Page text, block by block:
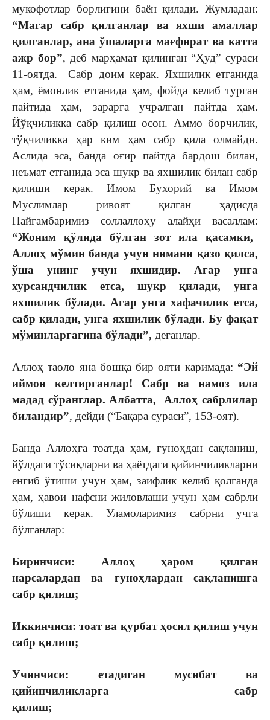
мукофотлар борлигини баён қилади. Жумладан:
“Магар сабр қилганлар ва яхши амаллар
қилганлар, ана ўшаларга мағфират ва катта
ажр бор”, деб марҳамат қилинган “Ҳуд” сураси
11-оятда. Сабр доим керак. Яхшилик етганида
ҳам, ёмонлик етганида ҳам, фойда келиб турган
пайтида ҳам, зарарга учралган пайтда ҳам.
Йўқчиликка сабр қилиш осон. Аммо борчилик,
тўқчиликка ҳар ким ҳам сабр қила олмайди.
Аслида эса, банда оғир пайтда бардош билан,
неъмат етганида эса шукр ва яхшилик билан сабр
қилиши керак. Имом Бухорий ва Имом
Муслимлар ривоят қилган ҳадисда
Пайғамбаримиз соллаллоҳу алайҳи васаллам:
“Жоним қўлида бўлган зот ила қасамки,
Аллоҳ мўмин банда учун нимани қазо қилса,
ўша унинг учун яхшидир. Агар унга
хурсандчилик етса, шукр қилади, унга
яхшилик бўлади. Агар унга хафачилик етса,
сабр қилади, унга яхшилик бўлади. Бу фақат
мўминларгагина бўлади”, деганлар.
Аллоҳ таоло яна бошқа бир ояти каримада: “Эй
иймон келтирганлар! Сабр ва намоз ила
мадад сўранглар. Албатта, Аллоҳ сабрлилар
биландир”, дейди (“Бақара сураси”, 153-оят).
Банда Аллоҳга тоатда ҳам, гуноҳдан сақланиш,
йўлдаги тўсиқларни ва ҳаётдаги қийинчиликларни
енгиб ўтиши учун ҳам, заифлик келиб қолганда
ҳам, ҳавои нафсни жиловлаши учун ҳам сабрли
бўлиши керак. Уламоларимиз сабрни учга
бўлганлар:
Биринчиси: Аллоҳ ҳаром қилган
нарсалардан ва гуноҳлардан сақланишга
сабр қилиш;
Иккинчиси: тоат ва қурбат ҳосил қилиш учун
сабр қилиш;
Учинчиси: етадиган мусибат ва
қийинчиликларга сабр
қилиш;